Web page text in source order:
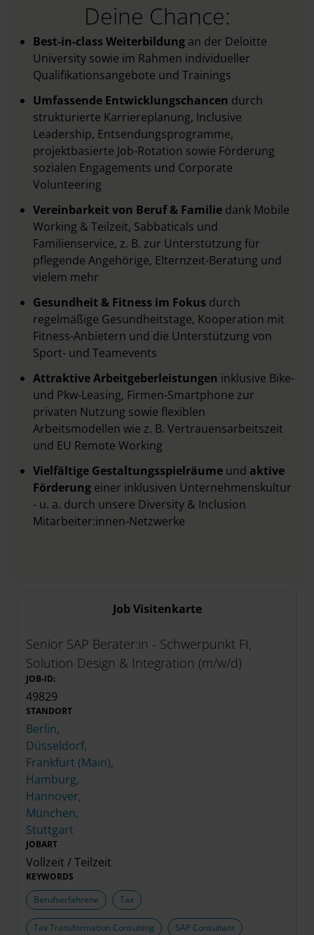
Deine Chance:
Best-in-class Weiterbildung an der Deloitte
University sowie im Rahmen individueller
Qualifikationsangebote und Trainings
Umfassende Entwicklungschancen durch
strukturierte Karriereplanung, Inclusive
Leadership, Entsendungsprogramme,
projektbasierte Job-Rotation sowie Förderung
sozialen Engagements und Corporate
Volunteering
Vereinbarkeit von Beruf & Familie dank Mobile
Working & Teilzeit, Sabbaticals und
Familienservice, z. B. zur Unterstützung für
pflegende Angehörige, Elternzeit-Beratung und
vielem mehr
Gesundheit & Fitness im Fokus durch
regelmäßige Gesundheitstage, Kooperation mit
Fitness-Anbietern und die Unterstützung von
Sport- und Teamevents
Attraktive Arbeitgeberleistungen inklusive Bike-
und Pkw-Leasing, Firmen-Smartphone zur
privaten Nutzung sowie flexiblen
Arbeitsmodellen wie z. B. Vertrauensarbeitszeit
und EU Remote Working
Vielfältige Gestaltungsspielräume und aktive
Förderung einer inklusiven Unternehmenskultur
- u. a. durch unsere Diversity & Inclusion
Mitarbeiter:innen-Netzwerke
Job Visitenkarte
Senior SAP Berater:in - Schwerpunkt FI,
Solution Design & Integration (m/w/d)
JOB-ID:
49829
STANDORT
Berlin,
Düsseldorf,
Frankfurt (Main),
Hamburg,
Hannover,
München,
Stuttgart
JOBART
Vollzeit / Teilzeit
KEYWORDS
Berufserfahrene
Tax
Tax Transformation Consulting
SAP Consultant